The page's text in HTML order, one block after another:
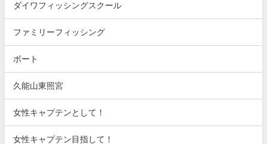
ダイワフィッシングスクール
ファミリーフィッシング
ボート
久能山東照宮
女性キャプテンとして！
女性キャプテン目指して！